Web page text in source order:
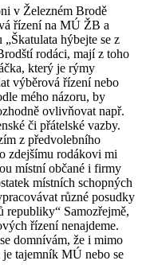
v Železném Brodě
řízení na MÚ ŽB a
hýbejte se z
rodáci, mají z toho
který je rýmy
výběrová řízení nebo
mého názoru, by
ovlivňovat např.
či přátelské vazby.
z předvolebního
zdejšímu rodákovi mi
místní občané i firmy
místních schopných
různé posudky
Samozřejmě,
řízení nenajdeme.
domnívám, že i mimo
tajemník MÚ nebo se